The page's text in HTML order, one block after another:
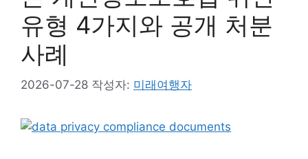
유형 4가지와 공개 처분
사례
2026-07-28 작성자: 미래여행자